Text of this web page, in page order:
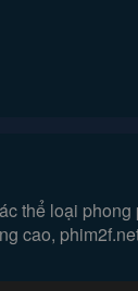
thể loại phong
cao,